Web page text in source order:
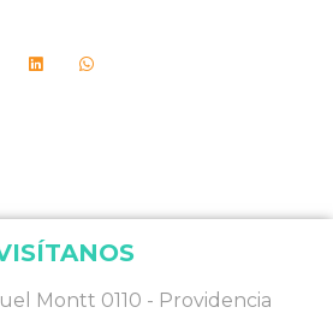
Montt 0110 - Providencia